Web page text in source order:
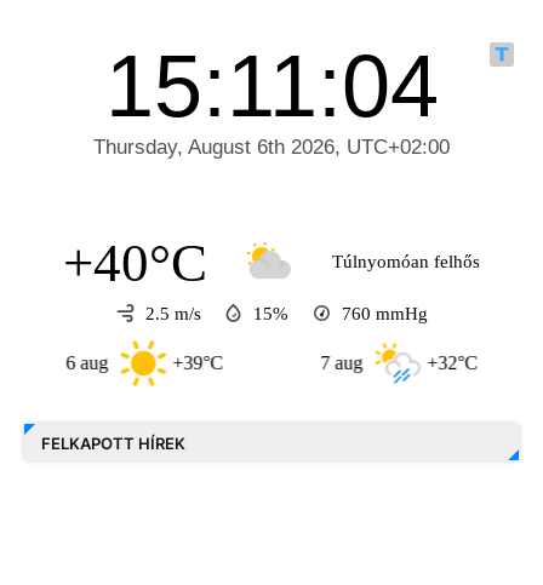
+40°C Túlnyomóan felhős
2.5 m/s 15% 760 mmHg
+39°C +32°C
FELKAPOTT HÍREK